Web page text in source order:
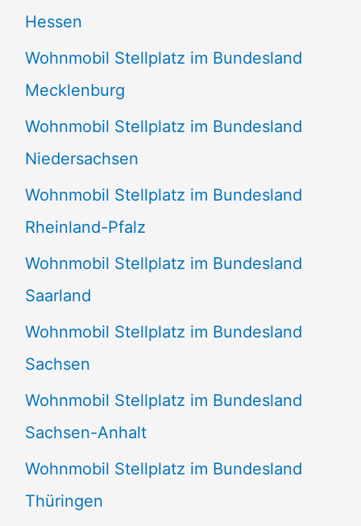
Hessen
Wohnmobil Stellplatz im Bundesland
Mecklenburg
Wohnmobil Stellplatz im Bundesland
Niedersachsen
Wohnmobil Stellplatz im Bundesland
Rheinland-Pfalz
Wohnmobil Stellplatz im Bundesland
Saarland
Wohnmobil Stellplatz im Bundesland
Sachsen
Wohnmobil Stellplatz im Bundesland
Sachsen-Anhalt
Wohnmobil Stellplatz im Bundesland
Thüringen